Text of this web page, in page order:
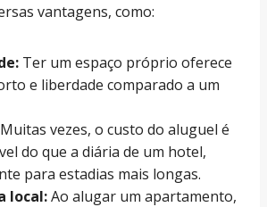
vantagens, como:
Ter um espaço próprio oferece
e liberdade comparado a um
Muitas vezes, o custo do aluguel é
do que a diária de um hotel,
para estadias mais longas.
local:Ao alugar um apartamento,